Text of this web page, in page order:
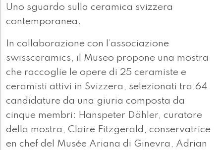
Uno sguardo sulla ceramica svizzera
contemporanea.
In collaborazione con l’associazione
swissceramics, il Museo propone una mostra
che raccoglie le opere di 25 ceramiste e
ceramisti attivi in Svizzera, selezionati tra 64
candidature da una giuria composta da
cinque membri: Hanspeter Dähler, curatore
della mostra, Claire Fitzgerald, conservatrice
en chef del Musée Ariana di Ginevra, Adrian